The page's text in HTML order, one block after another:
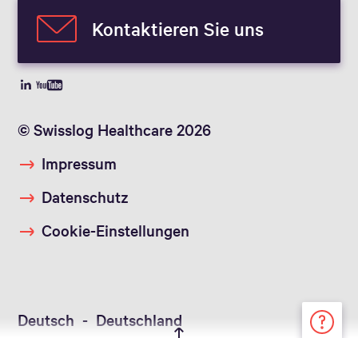
Kontaktieren Sie uns
© Swisslog Healthcare 2026
Impressum
Datenschutz
Cookie-Einstellungen
Deutsch - Deutschland